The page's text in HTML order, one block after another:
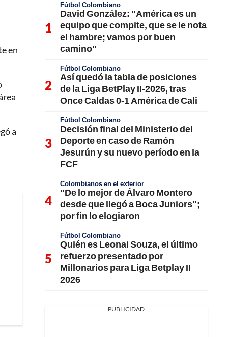
en
a
Fútbol Colombiano
David González: "América es un
equipo que compite, que se le nota
el hambre; vamos por buen
camino"
Fútbol Colombiano
Así quedó la tabla de posiciones
de la Liga BetPlay II-2026, tras
Once Caldas 0-1 América de Cali
Fútbol Colombiano
Decisión final del Ministerio del
Deporte en caso de Ramón
Jesurún y su nuevo período en la
FCF
Colombianos en el exterior
"De lo mejor de Álvaro Montero
desde que llegó a Boca Juniors";
por fin lo elogiaron
Fútbol Colombiano
Quién es Leonai Souza, el último
refuerzo presentado por
Millonarios para Liga Betplay II
2026
PUBLICIDAD